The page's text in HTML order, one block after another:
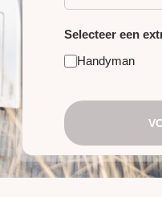
Selecteer een
Handyman